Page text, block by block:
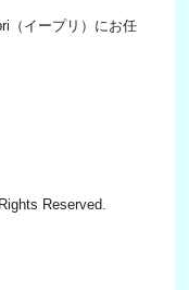
（イープリ）にお任
Reserved.